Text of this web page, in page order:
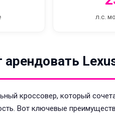
л.с.
арендовать
кроссовер, который
Вот ключевые